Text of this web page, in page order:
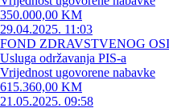
350.000,00 KM
29.04.2025. 11:03
FOND ZDRAVSTVENOG
Usluga održavanja PIS-a
Vrijednost ugovorene nabavke
615.360,00 KM
21.05.2025. 09:58